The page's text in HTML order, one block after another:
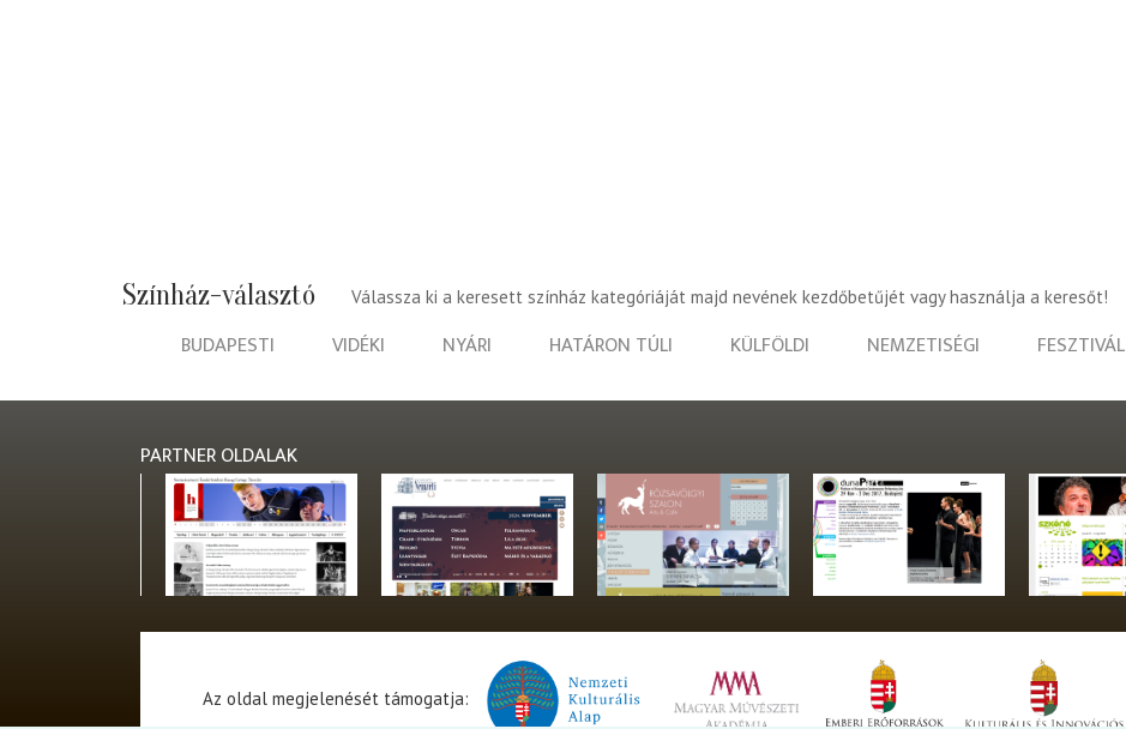
Színház-választó Válassza ki a keresett színház kategóriáját majd nevének kezdőbetűjét vagy használja a keresőt!
BUDAPESTI VIDÉKI NYÁRI HATÁRON TÚLI KÜLFÖLDI NEMZETISÉGI FESZTIVÁL
PARTNER OLDALAK
Az oldal megjelenését támogatja: